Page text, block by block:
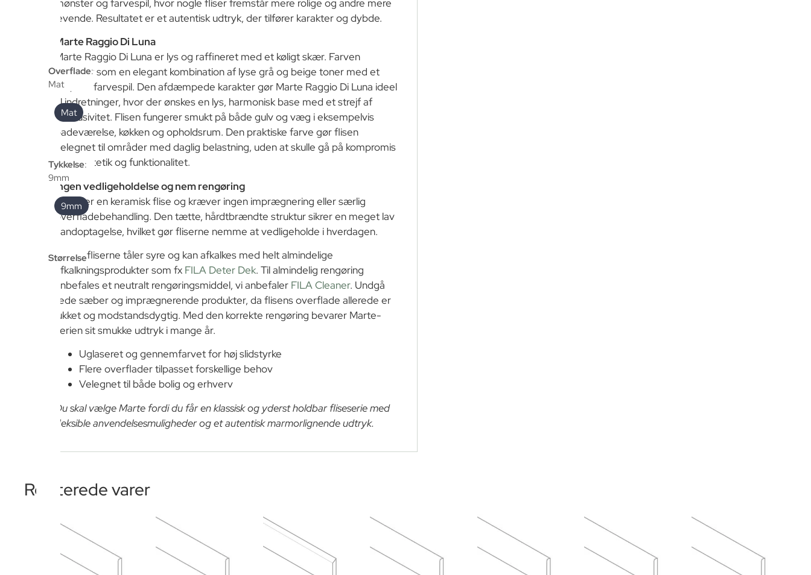
Overflade:
Mat
Mat
Tykkelse:
9mm
9mm
Størrelse
mønster og farvespil, hvor nogle fliser fremstår mere rolige og andre mere
levende. Resultatet er et autentisk udtryk, der tilfører karakter og dybde.
Marte Raggio Di Luna
Marte Raggio Di Luna er lys og raffineret med et køligt skær. Farven
fremstår som en elegant kombination af lyse grå og beige toner med et
fint, tæt farvespil. Den afdæmpede karakter gør Marte Raggio Di Luna ideel
til indretninger, hvor der ønskes en lys, harmonisk base med et strejf af
eksklusivitet. Flisen fungerer smukt på både gulv og væg i eksempelvis
badeværelse, køkken og opholdsrum. Den praktiske farve gør flisen
velegnet til områder med daglig belastning, uden at skulle gå på kompromis
med æstetik og funktionalitet.
Ingen vedligeholdelse og nem rengøring
Marte er en keramisk flise og kræver ingen imprægnering eller særlig
overfladebehandling. Den tætte, hårdtbrændte struktur sikrer en meget lav
vandoptagelse, hvilket gør fliserne nemme at vedligeholde i hverdagen.
Marte-fliserne tåler syre og kan afkalkes med helt almindelige
afkalkningsprodukter som fx FILA Deter Dek. Til almindelig rengøring
anbefales et neutralt rengøringsmiddel, vi anbefaler FILA Cleaner. Undgå
fede sæber og imprægnerende produkter, da flisens overflade allerede er
lukket og modstandsdygtig. Med den korrekte rengøring bevarer Marte-
serien sit smukke udtryk i mange år.
Uglaseret og gennemfarvet for høj slidstyrke
Flere overflader tilpasset forskellige behov
Velegnet til både bolig og erhverv
Du skal vælge Marte fordi du får en klassisk og yderst holdbar fliseserie med
fleksible anvendelsesmuligheder og et autentisk marmorlignende udtryk.
Relaterede varer